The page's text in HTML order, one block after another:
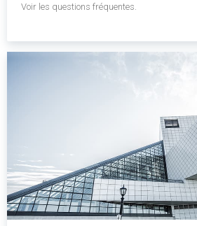
Voir les questions fréquentes.